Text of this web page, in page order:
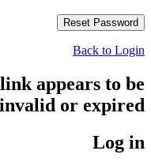
Back to Login
appears to be
invalid or expired.
Log in